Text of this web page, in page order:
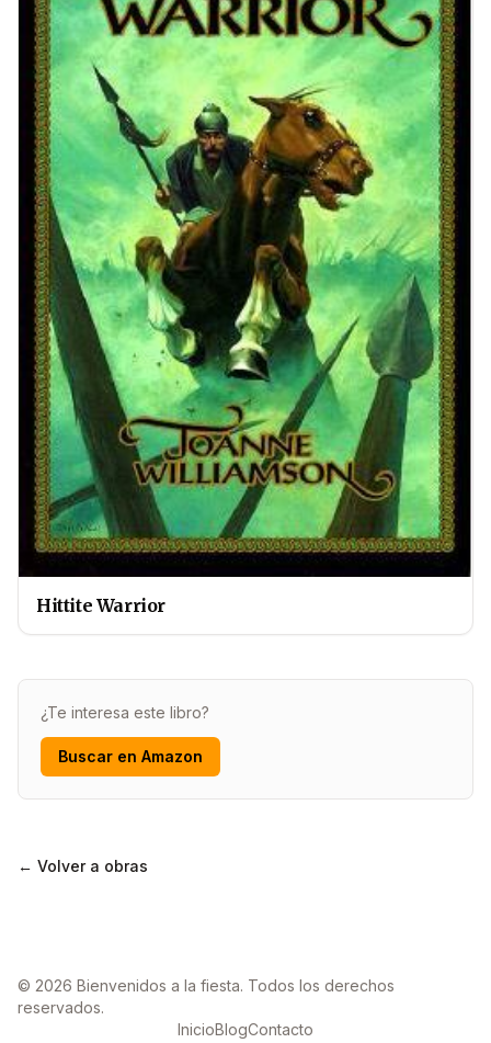
Hittite Warrior
¿Te interesa este libro?
Buscar en Amazon
← Volver a obras
© 2026 Bienvenidos a la fiesta. Todos los derechos
reservados.
InicioBlogContacto